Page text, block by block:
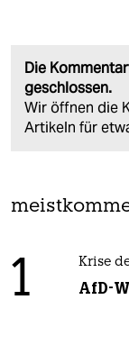
Die
geschlossen.
Wir öffnen die
Artikeln für
1 Krise
AfD-